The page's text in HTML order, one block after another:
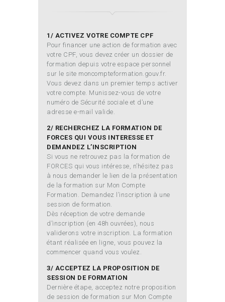
1/ ACTIVEZ VOTRE COMPTE CPF
Pour financer une action de formation avec
votre CPF, vous devez créer un dossier de
formation depuis votre espace personnel
sur le site moncompteformation.gouv.fr.
Vous devez dans un premier temps activer
votre compte. Munissez-vous de votre
numéro de Sécurité sociale et d’une
adresse e-mail valide.
2/ RECHERCHEZ LA FORMATION DE
FORCES QUI VOUS INTERESSE ET
DEMANDEZ L’INSCRIPTION
Si vous ne retrouvez pas la formation de
FORCES qui vous intéresse, n’hésitez pas
à nous demander le lien de la présentation
de la formation sur Mon Compte
Formation. Demandez l’inscription à une
session de formation.
Dès réception de votre demande
d’inscription (en 48h ouvrées), nous
validerons votre inscription. La formation
étant réalisée en ligne, vous pouvez la
commencer quand vous voulez.
3/ ACCEPTEZ LA PROPOSITION DE
SESSION DE FORMATION
Dernière étape, acceptez notre proposition
de session de formation sur Mon Compte